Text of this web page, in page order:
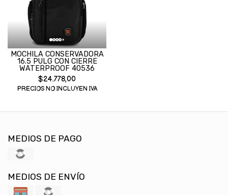
MOCHILA CONSERVADORA
16.5 PULG CON CIERRE
WATERPROOF 40536
$24.778,00
PRECIOS NO INCLUYEN IVA
MEDIOS DE PAGO
MEDIOS DE ENVÍO